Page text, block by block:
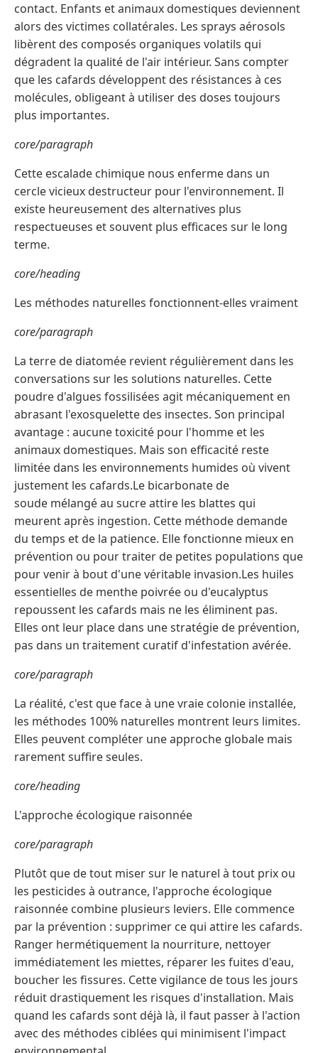
contact. Enfants et animaux domestiques deviennent
alors des victimes collatérales. Les sprays aérosols
libèrent des composés organiques volatils qui
dégradent la qualité de l'air intérieur. Sans compter
que les cafards développent des résistances à ces
molécules, obligeant à utiliser des doses toujours
plus importantes.
core/paragraph
Cette escalade chimique nous enferme dans un
cercle vicieux destructeur pour l'environnement. Il
existe heureusement des alternatives plus
respectueuses et souvent plus efficaces sur le long
terme.
core/heading
Les méthodes naturelles fonctionnent-elles vraiment
core/paragraph
La terre de diatomée revient régulièrement dans les
conversations sur les solutions naturelles. Cette
poudre d'algues fossilisées agit mécaniquement en
abrasant l'exosquelette des insectes. Son principal
avantage : aucune toxicité pour l'homme et les
animaux domestiques. Mais son efficacité reste
limitée dans les environnements humides où vivent
justement les cafards.Le bicarbonate de
soude mélangé au sucre attire les blattes qui
meurent après ingestion. Cette méthode demande
du temps et de la patience. Elle fonctionne mieux en
prévention ou pour traiter de petites populations que
pour venir à bout d'une véritable invasion.Les huiles
essentielles de menthe poivrée ou d'eucalyptus
repoussent les cafards mais ne les éliminent pas.
Elles ont leur place dans une stratégie de prévention,
pas dans un traitement curatif d'infestation avérée.
core/paragraph
La réalité, c'est que face à une vraie colonie installée,
les méthodes 100% naturelles montrent leurs limites.
Elles peuvent compléter une approche globale mais
rarement suffire seules.
core/heading
L'approche écologique raisonnée
core/paragraph
Plutôt que de tout miser sur le naturel à tout prix ou
les pesticides à outrance, l'approche écologique
raisonnée combine plusieurs leviers. Elle commence
par la prévention : supprimer ce qui attire les cafards.
Ranger hermétiquement la nourriture, nettoyer
immédiatement les miettes, réparer les fuites d'eau,
boucher les fissures. Cette vigilance de tous les jours
réduit drastiquement les risques d'installation. Mais
quand les cafards sont déjà là, il faut passer à l'action
avec des méthodes ciblées qui minimisent l'impact